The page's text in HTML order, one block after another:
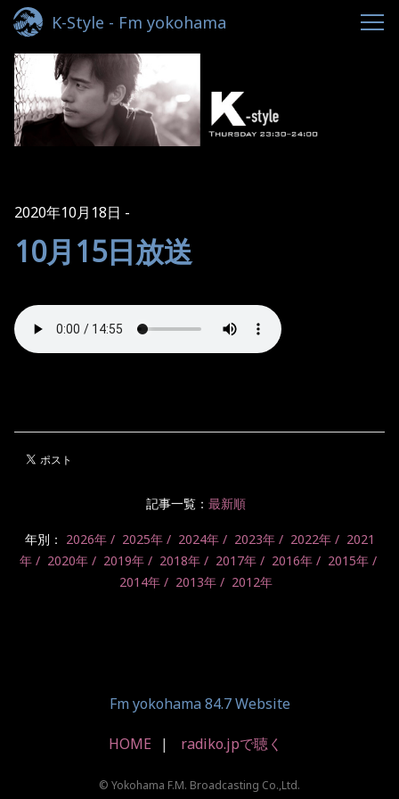
K-Style - Fm yokohama
2020年10月18日
10月15日放送
記事一覧： 最新順
年別： 2026年 2025年 2024年 2023年 2022年
2021
年
2020年 2019年 2018年 2017年 2016年
2015年
2014年
2013年 2012年
Fm yokohama 84.7 Website
HOME radiko.jpで聴く
© Yokohama F.M. Broadcasting Co.,Ltd.